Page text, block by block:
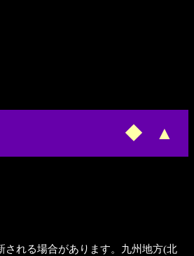
◆ ▲
される場合があります。九州地方(北